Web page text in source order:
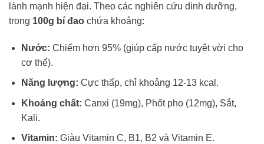
lành mạnh hiện đại. Theo các nghiên cứu dinh dưỡng,
trong 100g bí đao chứa khoảng:
Nước: Chiếm hơn 95% (giúp cấp nước tuyệt vời cho
cơ thể).
Năng lượng: Cực thấp, chỉ khoảng 12-13 kcal.
Khoáng chất: Canxi (19mg), Phốt pho (12mg), Sắt,
Kali.
Vitamin: Giàu Vitamin C, B1, B2 và Vitamin E.